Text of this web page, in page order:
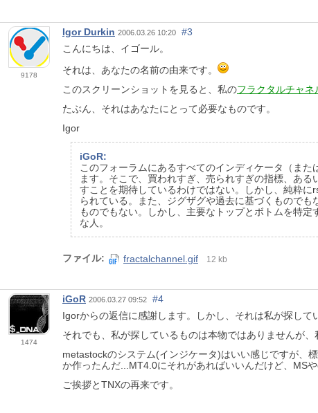
9178
Igor Durkin 2006.03.26 10:20
#3
こんにちは、イゴール。
それは、あなたの名前の由来です。
このスクリーンショットを見ると、私のフラクタルチャネ
たぶん、それはあなたにとって必要なものです。
Igor
iGoR:
このフォーラムにあるすべてのインディケータ（ま
ます。そこで、買われすぎ、売られすぎの指標、あ
すことを期待しているわけではない。しかし、純粋
られている。また、ジグザグや過去に基づくもので
ものでもない。しかし、主要なトップとボトムを特
な人。
ファイル: fractalchannel.gif 12 kb
1474
iGoR 2006.03.27 09:52
#4
Igorからの返信に感謝します。しかし、それは私が探し
それでも、私が探しているものは本物ではありませんが
metastockのシステム(インジケータ)はいい感じですが、
か作ったんだ...MT4.0にそれがあればいいんだけど、MS
ご挨拶とTNXの再来です。